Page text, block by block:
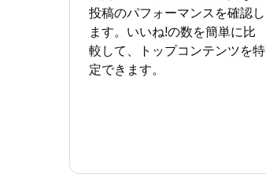
投稿のパフォーマンスを確認し
ます。いいね!の数を簡単に比
較して、トップコンテンツを特
定できます。